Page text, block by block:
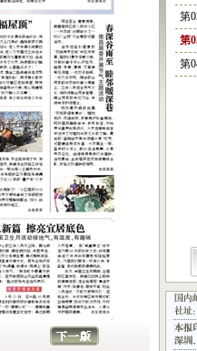
第
第
第